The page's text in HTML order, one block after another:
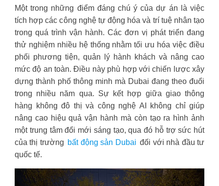
Một trong những điểm đáng chú ý của dự án là việc
tích hợp các công nghệ tự động hóa và trí tuệ nhân tạo
trong quá trình vận hành. Các đơn vị phát triển đang
thử nghiệm nhiều hệ thống nhằm tối ưu hóa việc điều
phối phương tiện, quản lý hành khách và nâng cao
mức độ an toàn. Điều này phù hợp với chiến lược xây
dựng thành phố thông minh mà Dubai đang theo đuổi
trong nhiều năm qua. Sự kết hợp giữa giao thông
hàng không đô thị và công nghệ AI không chỉ giúp
nâng cao hiệu quả vận hành mà còn tạo ra hình ảnh
một trung tâm đổi mới sáng tạo, qua đó hỗ trợ sức hút
của thị trường bất động sản Dubai đối với nhà đầu tư
quốc tế.